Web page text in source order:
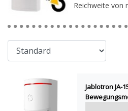
Reichweite von
Jablotron JA-